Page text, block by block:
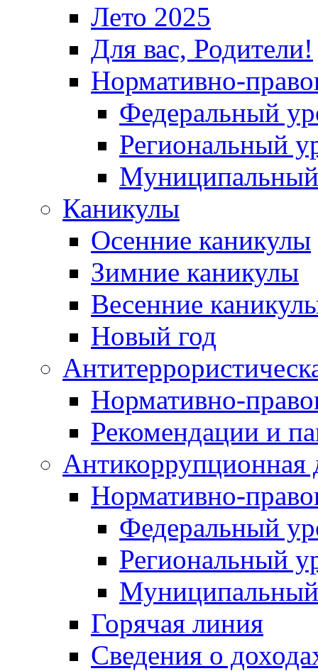
Лето 2025
Для вас, Родители!
Нормативно-
Федеральный
Региональный
Каникулы
Осенние каникулы
Зимние каникулы
Весенние
Новый год
Нормативно-
Рекомендации и
Антикоррупционная
Нормативно-
Федеральный
Региональный
Горячая линия
Сведения о